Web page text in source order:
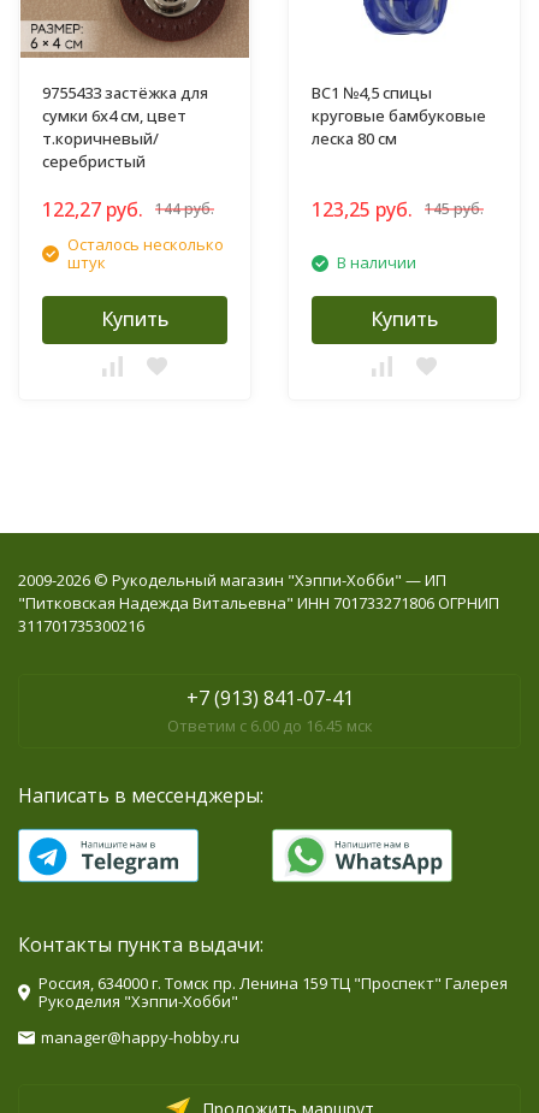
9755433 застёжка для
сумки 6х4 см, цвет
т.коричневый/
серебристый
122,27 руб. 144 руб.
Осталось несколько
штук
Купить
BC1 №4,5 спицы
круговые бамбуковые
леска 80 см
123,25 руб. 145 руб.
В наличии
Купить
2009-2026 © Рукодельный магазин "Хэппи-Хобби" — ИП
"Питковская Надежда Витальевна" ИНН 701733271806 ОГРНИП
311701735300216
+7 (913) 841-07-41
Ответим с 6.00 до 16.45 мск
Написать в мессенджеры:
Контакты пункта выдачи:
Россия, 634000 г. Томск пр. Ленина 159 ТЦ "Проспект" Галерея
Рукоделия "Хэппи-Хобби"
manager@happy-hobby.ru